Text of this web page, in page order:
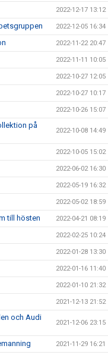
2022-12-17 13:12
2022-12-05 16:34
2022-11-22 20:47
2022-11-11 10:05
2022-10-27 12:05
2022-10-27 10:17
2022-10-26 15:07
på
2022-10-08 14:49
2022-10-05 15:02
2022-06-02 16:30
2022-05-19 16:32
2022-05-02 18:59
till hösten 2022-04-21 08:19
2022-02-25 10:24
2022-01-28 13:30
2022-01-16 11:40
2022-01-10 21:32
2021-12-13 21:52
och Audi
2021-12-06 23:15
2021-11-29 16:21